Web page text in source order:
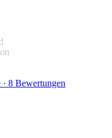
8 Bewertungen